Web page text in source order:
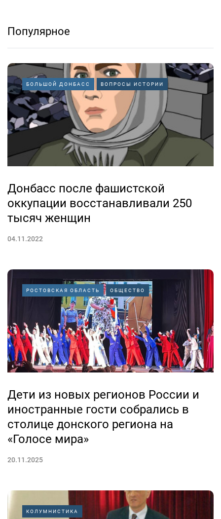
Популярное
БОЛЬШОЙ ДОНБАСС ВОПРОСЫ ИСТОРИИ
Донбасс после фашистской
оккупации восстанавливали 250
тысяч женщин
04.11.2022
РОСТОВСКАЯ ОБЛАСТЬ ОБЩЕСТВО
Дети из новых регионов России и
иностранные гости собрались в
столице донского региона на
«Голосе мира»
20.11.2025
КОЛУМНИСТИКА